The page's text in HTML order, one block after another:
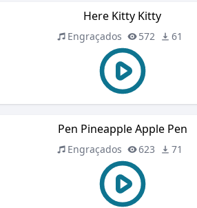
Here Kitty Kitty
Engraçados 572 61
Pen Pineapple Apple Pen
Engraçados 623 71